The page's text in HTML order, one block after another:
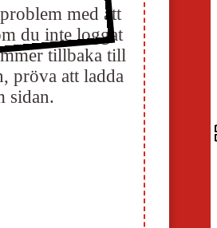
med att
du inte loggat
tillbaka till
pröva att ladda
sidan.